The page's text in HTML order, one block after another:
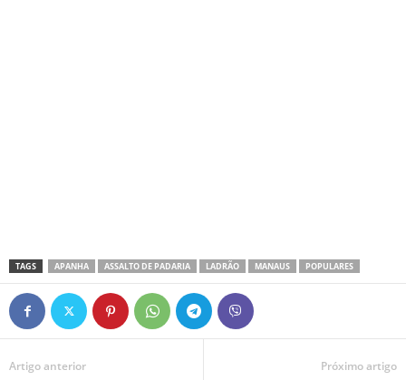
TAGS APANHA ASSALTO DE PADARIA LADRÃO MANAUS POPULARES
Artigo anterior Próximo artigo